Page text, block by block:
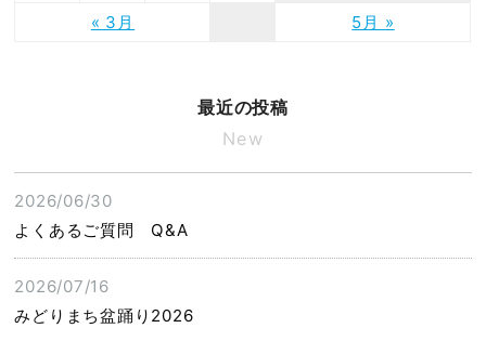
« 3月 5月 »
最近の投稿
New
2026/06/30
よくあるご質問 Q&A
2026/07/16
みどりまち盆踊り2026